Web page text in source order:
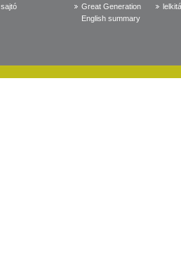
sajtó
Great Generation
English summary